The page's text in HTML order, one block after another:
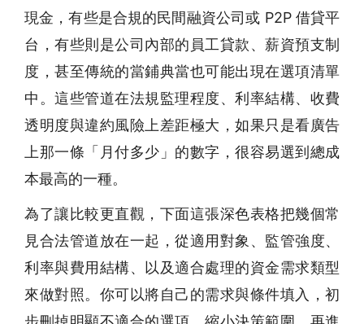
現金，有些是合規的民間融資公司或 P2P 借貸平
台，有些則是公司內部的員工貸款、薪資預支制
度，甚至傳統的當鋪典當也可能出現在選項清單
中。這些管道在法規監理程度、利率結構、收費
透明度與違約風險上差距極大，如果只是看廣告
上那一條「月付多少」的數字，很容易選到總成
本最高的一種。
為了讓比較更直觀，下面這張深色表格把幾個常
見合法管道放在一起，從適用對象、監管強度、
利率與費用結構、以及適合處理的資金需求類型
來做對照。你可以將自己的需求與條件填入，初